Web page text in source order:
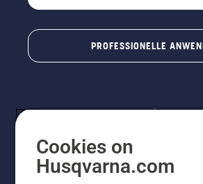
PROFESSIONELLE
Cookies on
Husqvarna.com